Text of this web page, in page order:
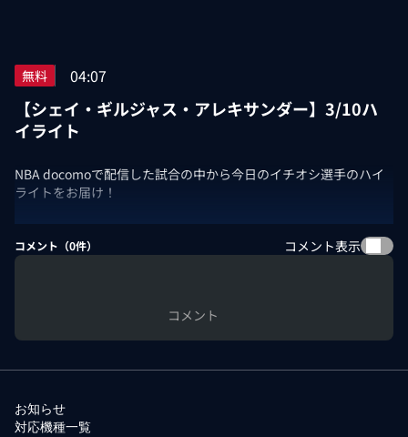
無料 04:07
【シェイ・ギルジャス・アレキサンダー】3/10ハ
イライト
NBA docomoで配信した試合の中から今日のイチオシ選手のハイ
ライトをお届け！
コメント（0件） コメント表示
コメント
お知らせ
対応機種一覧